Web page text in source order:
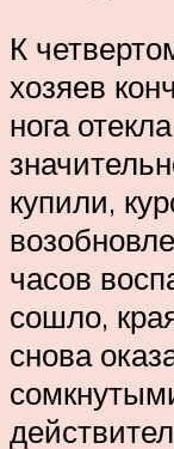
К
хозяев
нога
купили,
часов
сошло,
снова